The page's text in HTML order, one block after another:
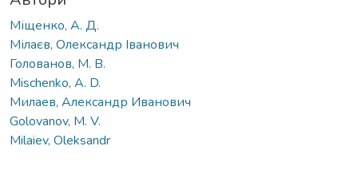
Міщенко, А. Д.
Мілаєв, Олександр Іванович
Голованов, М. В.
Mischenkо, A. D.
Милаев, Александр Иванович
Golovanov, M. V.
Milaiev, Oleksandr